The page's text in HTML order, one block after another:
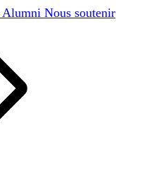
Alumni Nous soutenir